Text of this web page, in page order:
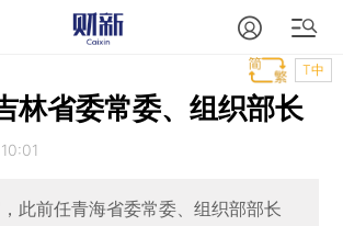
T中
林省委常委、组织部长
此前任青海省委常委、组织部部长